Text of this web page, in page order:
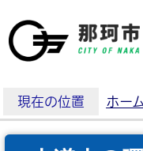
現在の位置 ホーム